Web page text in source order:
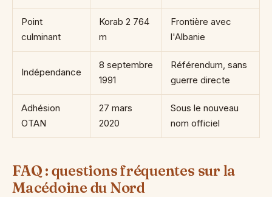
Point
culminant
Korab 2 764
m
Frontière avec
l'Albanie
Indépendance
8 septembre
1991
Référendum, sans
guerre directe
Adhésion
OTAN
27 mars
2020
Sous le nouveau
nom officiel
FAQ : questions fréquentes sur la
Macédoine du Nord